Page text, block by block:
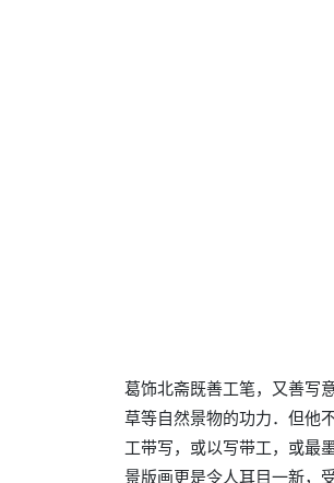
葛饰北斋既善工笔，又善写
草等自然景物的功力．但他
工带写，或以写带工，或最
景版画更是令人耳目一新，